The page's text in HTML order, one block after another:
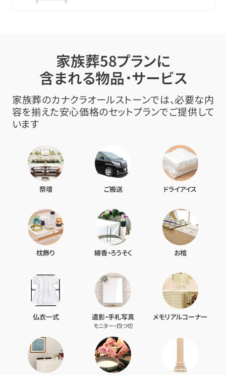
家族葬58プランに
含まれる物品･サービス
家族葬のカナクラオールストーンでは、必要な内
容を揃えた安心価格のセットプランでご提供して
います
祭壇 ご搬送 ドライアイス
枕飾り 線香・ろうそく お棺
仏衣一式 遺影・手札写真
モニター・四つ切
メモリアルコーナー